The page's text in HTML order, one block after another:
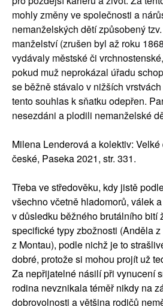
mohly změny ve společnosti a
nemanželských dětí způsobený
manželství (zrušen byl až roku
vydávaly městské či
pokud muž neprokázal úřadu
se běžně stávalo v nižších
tento souhlas k sňatku odepřen.
nesezdáni a plodili nemanželské
Milena Lenderová a kolektiv:
české, Paseka 2021, str. 331.
Třeba ve středověku, kdy jistě
všechno včetně hladomorů, válek
v důsledku běžného brutálního bití
specifické typy zbožnosti (Anděla
z Montau), podle nichž je to
dobré, protože si mohou projít už
Za nepřijatelné násilí při vynucení
rodina nevznikala téměř nikdy na
dobrovolnosti a většina rodičů